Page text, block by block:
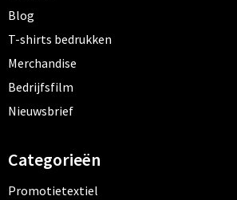
Blog
T-shirts bedrukken
Merchandise
Bedrijfsfilm
Nieuwsbrief
Categorieën
Promotietextiel